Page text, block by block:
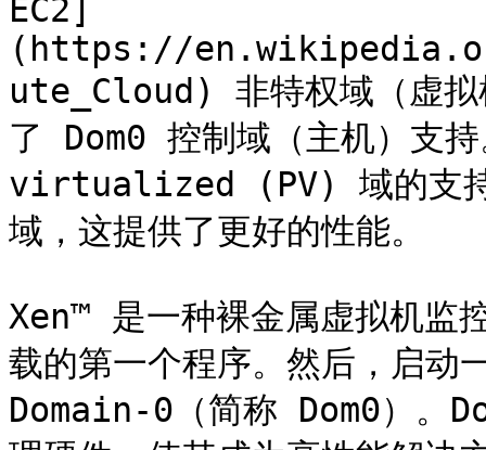
EC2]
(https://
ute_Cloud) 非特权域（虚
了 Dom0 控制域（主机）支
virtualized (PV) 域的支持
域，这提供了更好的性能。
Xen™ 是一种裸金属虚拟机监
载的第一个程序。然后，启动
Domain-0（简称 Dom0）。